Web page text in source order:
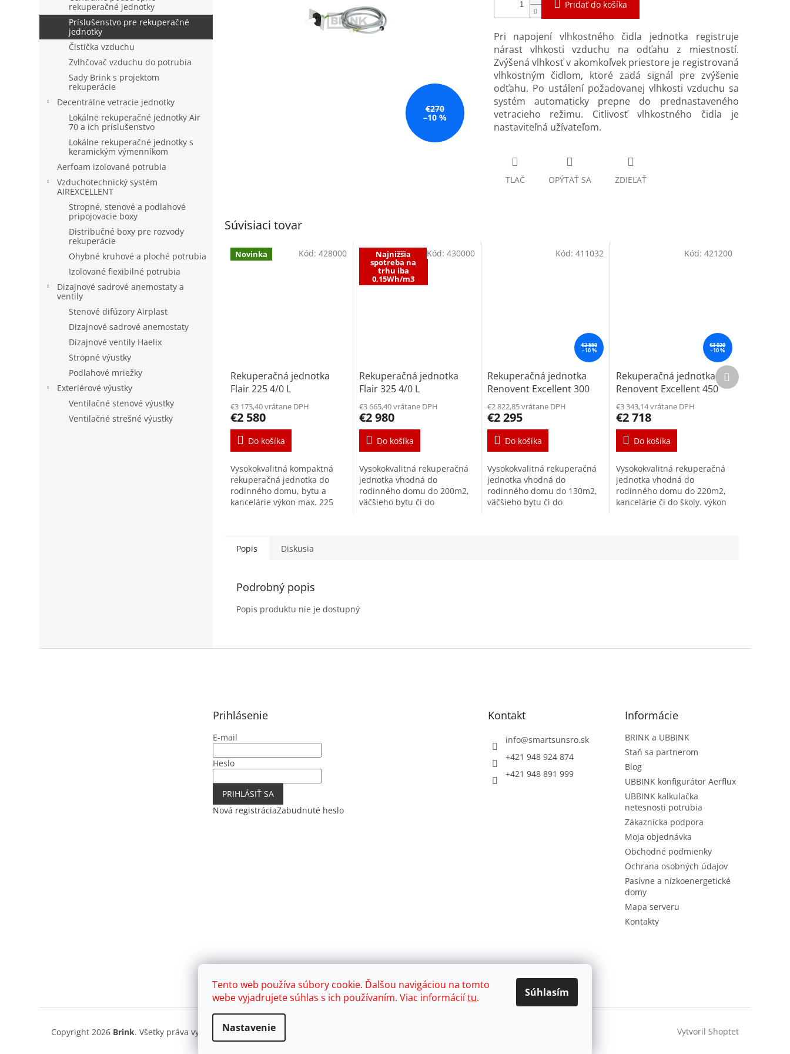
Tento web používa súbory cookie. Ďalšou navigáciou na tomto
webe vyjadrujete súhlas s ich používaním. Viac informáciítu.
Nastavenie
Súhlasím
rekuperačné jednotky
Príslušenstvo pre rekuperačné
jednotky
Čistička vzduchu
Zvlhčovač vzduchu do potrubia
Sady Brink s projektom
rekuperácie
Decentrálne vetracie jednotky
Lokálne rekuperačné jednotky Air
70 a ich príslušenstvo
Lokálne rekuperačné jednotky s
keramickým výmenníkom
Aerfoam izolované potrubia
Vzduchotechnický systém
AIREXCELLENT
Stropné, stenové a podlahové
pripojovacie boxy
Distribučné boxy pre rozvody
rekuperácie
Ohybné kruhové a ploché potrubia
Izolované flexibilné potrubia
Dizajnové sadrové anemostaty a
ventily
Stenové difúzory Airplast
Dizajnové sadrové anemostaty
Dizajnové ventily Haelix
Stropné výustky
Podlahové mriežky
Exteriérové výustky
Ventilačné stenové výustky
Ventilačné strešné výustky
€270
–10 %
Pridať do košíka
Pri napojení vlhkostného čidla jednotka registruje
nárast vlhkosti vzduchu na odťahu z miestností.
Zvýšená vlhkosť v akomkoľvek priestore je registrovaná
vlhkostným čidlom, ktoré zadá signál pre zvýšenie
odťahu. Po ustálení požadovanej vlhkosti vzduchu sa
systém automaticky prepne do prednastaveného
vetracieho režimu. Citlivosť vlhkostného čidla je
nastaviteľná užívateľom.
TLAČ OPÝTAŤ SA ZDIEĽAŤ
Súvisiaci tovar
Novinka
Rekuperačná jednotka
Flair 225 4/0 L
€3 173,40 vrátane DPH
€2 580
Do košíka
Vysokokvalitná kompaktná
rekuperačná jednotka do
rodinného domu, bytu a
kancelárie výkon max. 225
Kód: 428000 Najnižšia
spotreba na
trhu iba
0,15Wh/m3
Rekuperačná jednotka
Flair 325 4/0 L
€3 665,40 vrátane DPH
€2 980
Do košíka
Vysokokvalitná rekuperačná
jednotka vhodná do
rodinného domu do 200m2,
väčšieho bytu či do
Kód:430000
€2 550
–10 %
Rekuperačná jednotka
Renovent Excellent 300
4/0 L
€2 822,85 vrátane DPH
€2 295
Do košíka
Vysokokvalitná rekuperačná
jednotka vhodná do
rodinného domu do 130m2,
väčšieho bytu či do
Kód:411032
€3 020
–10 %
Rekuperačná jednotka
Renovent Excellent 450
4/0 L
€3 343,14 vrátane DPH
€2 718
Do košíka
Vysokokvalitná rekuperačná
jednotka vhodná do
rodinného domu do 220m2,
kancelárie či do školy. výkon
Kód: 421200
Ďalší
produkt
Popis Diskusia
Podrobný popis
Popis produktu nie je dostupný
Prihlásenie
E-mail
Heslo
PRIHLÁSIŤ SA
Nová registráciaZabudnuté heslo
Kontakt
info@smartsunsro.sk
+421 948 924 874
+421 948 891 999
Informácie
BRINK a UBBINK
Staň sa partnerom
Blog
UBBINK konfigurátor Aerflux
UBBINK kalkulačka
netesnosti potrubia
Zákaznícka podpora
Moja objednávka
Obchodné podmienky
Ochrana osobných údajov
Pasívne a nízkoenergetické
domy
Mapa serveru
Kontakty
Vytvoril Shoptet
Copyright 2026 Brink. Všetky práva vyhradené.Upraviť nastavenie cookies